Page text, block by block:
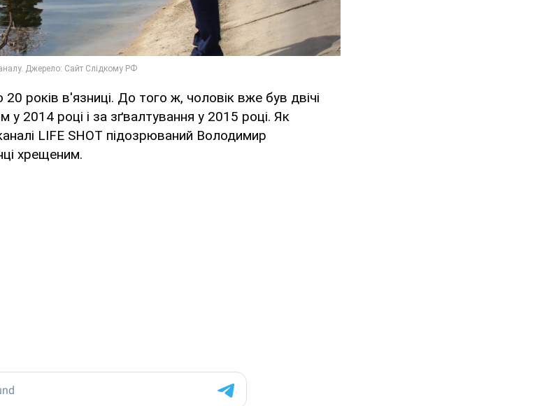
років в'язниці. До того ж, чоловік вже був двічі
у 2014 році і за зґвалтування у 2015 році. Як
LIFE SHOT підозрюваний Володимир
хрещеним.